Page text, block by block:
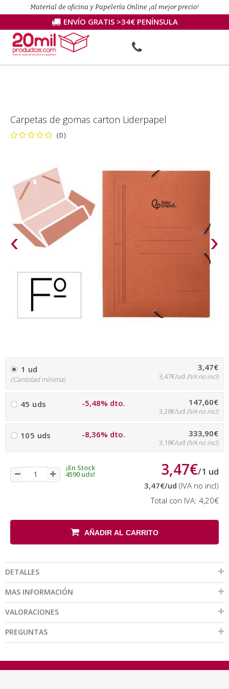
Material de oficina y Papelería Online ¡al mejor precio!
ENVÍO GRATIS >34€ PENÍNSULA
Carpetas de gomas carton Liderpapel
(0)
‹ ›
1 ud
(Cantidad mínima)
3,47€
3,47€/ud (IVA no incl)
45 uds -5,48% dto. 147,60€
3,28€/ud (IVA no incl)
105 uds -8,36% dto. 333,90€
3,18€/ud (IVA no incl)
¡En Stock
4590 uds! 3,47€/1 ud
3,47€/ud (IVA no incl)
Total con IVA: 4,20€
AÑADIR AL CARRITO
DETALLES
MAS INFORMACIÓN
VALORACIONES
PREGUNTAS